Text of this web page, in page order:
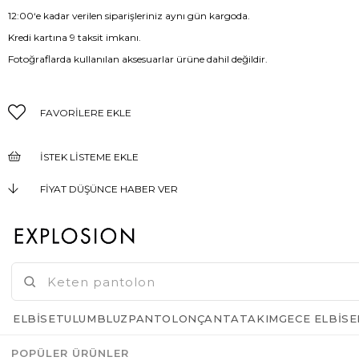
12:00‘e kadar verilen siparişleriniz aynı gün kargoda.
Kredi kartına 9 taksit imkanı.
Fotoğraflarda kullanılan aksesuarlar ürüne dahil değildir.
FAVORILERE EKLE
İSTEK LISTEME EKLE
FIYAT DÜŞÜNCE HABER VER
ELBISETULUMBLUZPANTOLONÇANTATAKIMGECE
POPÜLER ÜRÜNLER